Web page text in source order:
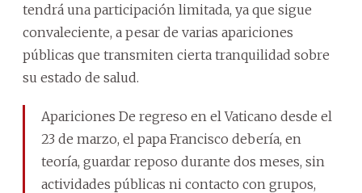
tendrá una participación limitada, ya que sigue
convaleciente, a pesar de varias apariciones
públicas que transmiten cierta tranquilidad sobre
su estado de salud.
Apariciones De regreso en el Vaticano desde el
23 de marzo, el papa Francisco debería, en
teoría, guardar reposo durante dos meses, sin
actividades públicas ni contacto con grupos,